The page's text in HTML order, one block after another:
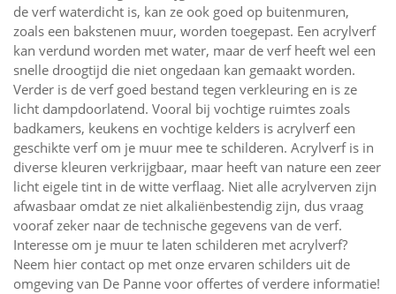
de verf waterdicht is, kan ze ook goed op buitenmuren,
zoals een bakstenen muur, worden toegepast. Een acrylverf
kan verdund worden met water, maar de verf heeft wel een
snelle droogtijd die niet ongedaan kan gemaakt worden.
Verder is de verf goed bestand tegen verkleuring en is ze
licht dampdoorlatend. Vooral bij vochtige ruimtes zoals
badkamers, keukens en vochtige kelders is acrylverf een
geschikte verf om je muur mee te schilderen. Acrylverf is in
diverse kleuren verkrijgbaar, maar heeft van nature een zeer
licht eigele tint in de witte verflaag. Niet alle acrylverven zijn
afwasbaar omdat ze niet alkaliënbestendig zijn, dus vraag
vooraf zeker naar de technische gegevens van de verf.
Interesse om je muur te laten schilderen met acrylverf?
Neem hier contact op met onze ervaren schilders uit de
omgeving van De Panne voor offertes of verdere informatie!